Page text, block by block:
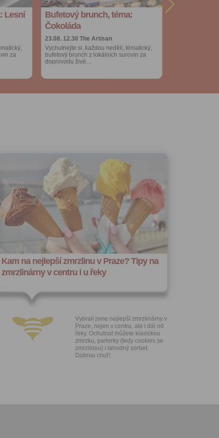
Lesní
za
Bufetový brunch, téma:
Čokoláda
23.08. 12.30 The Artisan
Vychutnejte si, každou neděli, tématický,
bufetový brunch z lokálních surovin za
doprovodu živé…
Více výhod pro
přihlášené
Kam na nejlepší zmrzlinu v Praze? Tipy na
zmrzlinárny v centru i u řeky
Vybrali jsme nejlepší zmrzlinárny v
Praze, nejen v centru, ale i dál od
řeky. Ochutnat můžete klasickou
zmrzku, parlorky (tedy cookies se
zmrzlinou) i lahodný sorbet.
Dobrou chuť!
účtu
na
po
účtu až do
starší 16
s